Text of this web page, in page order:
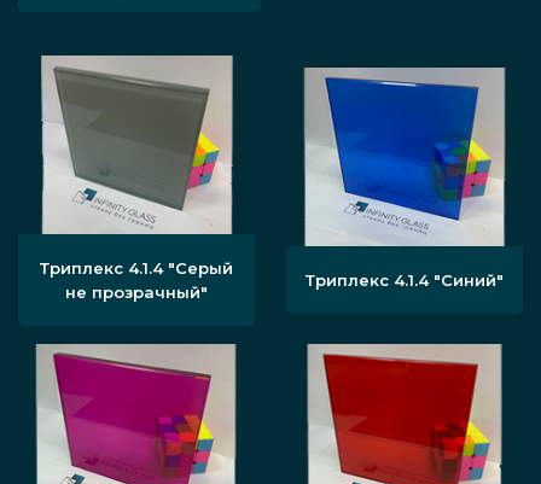
Триплекс 4.1.4 "Серый
не прозрачный"
Триплекс 4.1.4 "Синий"